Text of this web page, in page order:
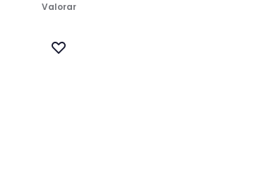
Valorar